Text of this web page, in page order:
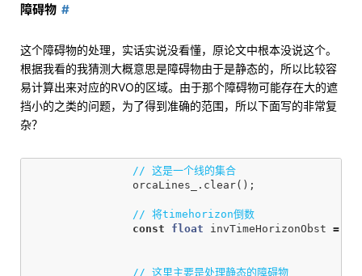
障碍物
这个障碍物的处理，实话实说没看懂，原论文中根本没说这个。
根据我看的我猜测大概意思是障碍物由于是静态的，所以比较容
易计算出来对应的RVO的区域。由于那个障碍物可能存在大的遮
挡小的之类的问题，为了得到准确的范围，所以下面写的非常复
杂？
// 这是一个线的集合
orcaLines_
. clear();
// 将timehorizon倒数
const
float invTimeHorizonObst =
// 这里主要是处理静态的障碍物